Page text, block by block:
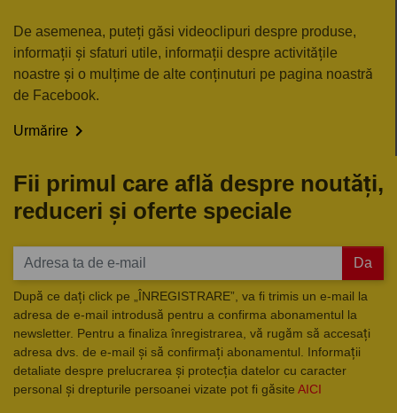
De asemenea, puteți găsi videoclipuri despre produse,
informații și sfaturi utile, informații despre activitățile
noastre și o mulțime de alte conținuturi pe pagina noastră
de Facebook.
Urmărire 
Fii primul care află despre noutăți,
reduceri și oferte speciale
Da
După ce dați click pe „ÎNREGISTRARE”, va fi trimis un e-mail la
adresa de e-mail introdusă pentru a confirma abonamentul la
newsletter. Pentru a finaliza înregistrarea, vă rugăm să accesați
adresa dvs. de e-mail și să confirmați abonamentul. Informații
detaliate despre prelucrarea și protecția datelor cu caracter
personal și drepturile persoanei vizate pot fi găsite AICI